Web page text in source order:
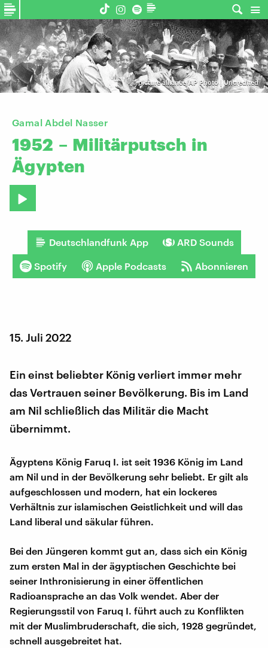
©picture alliance/AP Photo | Uncredited
Gamal Abdel Nasser
1952 – Militärputsch in
Ägypten
Deutschlandfunk App ARD Sounds
Spotify Apple Podcasts Abonnieren
15. Juli 2022
Ein einst beliebter König verliert immer mehr
das Vertrauen seiner Bevölkerung. Bis im Land
am Nil schließlich das Militär die Macht
übernimmt.
Ägyptens König Faruq I. ist seit 1936 König im Land
am Nil und in der Bevölkerung sehr beliebt. Er gilt als
aufgeschlossen und modern, hat ein lockeres
Verhältnis zur islamischen Geistlichkeit und will das
Land liberal und säkular führen.
Bei den Jüngeren kommt gut an, dass sich ein König
zum ersten Mal in der ägyptischen Geschichte bei
seiner Inthronisierung in einer öffentlichen
Radioansprache an das Volk wendet. Aber der
Regierungsstil von Faruq I. führt auch zu Konflikten
mit der Muslimbruderschaft, die sich, 1928 gegründet,
schnell ausgebreitet hat.